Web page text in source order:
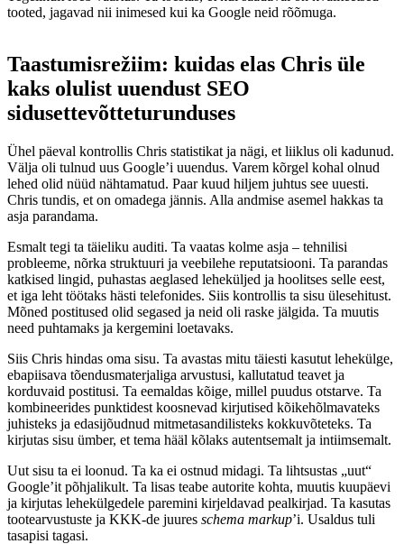
tooted, jagavad nii inimesed kui ka Google neid rõõmuga.
Taastumisrežiim: kuidas elas Chris üle
kaks olulist uuendust SEO
sidusettevõtteturunduses
Ühel päeval kontrollis Chris statistikat ja nägi, et liiklus oli kadunud.
Välja oli tulnud uus Google’i uuendus. Varem kõrgel kohal olnud
lehed olid nüüd nähtamatud. Paar kuud hiljem juhtus see uuesti.
Chris tundis, et on omadega jännis. Alla andmise asemel hakkas ta
asja parandama.
Esmalt tegi ta täieliku auditi. Ta vaatas kolme asja – tehnilisi
probleeme, nõrka struktuuri ja veebilehe reputatsiooni. Ta parandas
katkised lingid, puhastas aeglased leheküljed ja hoolitses selle eest,
et iga leht töötaks hästi telefonides. Siis kontrollis ta sisu ülesehitust.
Mõned postitused olid segased ja neid oli raske jälgida. Ta muutis
need puhtamaks ja kergemini loetavaks.
Siis Chris hindas oma sisu. Ta avastas mitu täiesti kasutut lehekülge,
ebapiisava tõendusmaterjaliga arvustusi, kallutatud teavet ja
korduvaid postitusi. Ta eemaldas kõige, millel puudus otstarve. Ta
kombineerides punktidest koosnevad kirjutised kõikehõlmavateks
juhisteks ja edasijõudnud mitmetasandilisteks kokkuvõteteks. Ta
kirjutas sisu ümber, et tema hääl kõlaks autentsemalt ja intiimsemalt.
Uut sisu ta ei loonud. Ta ka ei ostnud midagi. Ta lihtsustas „uut“
Google’it põhjalikult. Ta lisas teabe autorite kohta, muutis kuupäevi
ja kirjutas lehekülgedele paremini kirjeldavad pealkirjad. Ta kasutas
tootearvustuste ja KKK-de juures schema markup’i. Usaldus tuli
tasapisi tagasi.